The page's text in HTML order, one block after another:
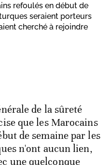
refoulés en début de
seraient porteurs
cherché à rejoindre
de la sûreté
que les Marocains
de semaine par les
n'ont aucun lien,
une quelconque